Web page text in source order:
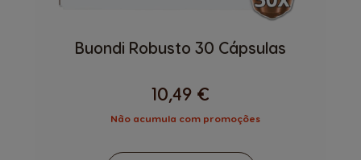
Buondi Robusto 30 Cápsulas
10,49 €
Não acumula com promoções